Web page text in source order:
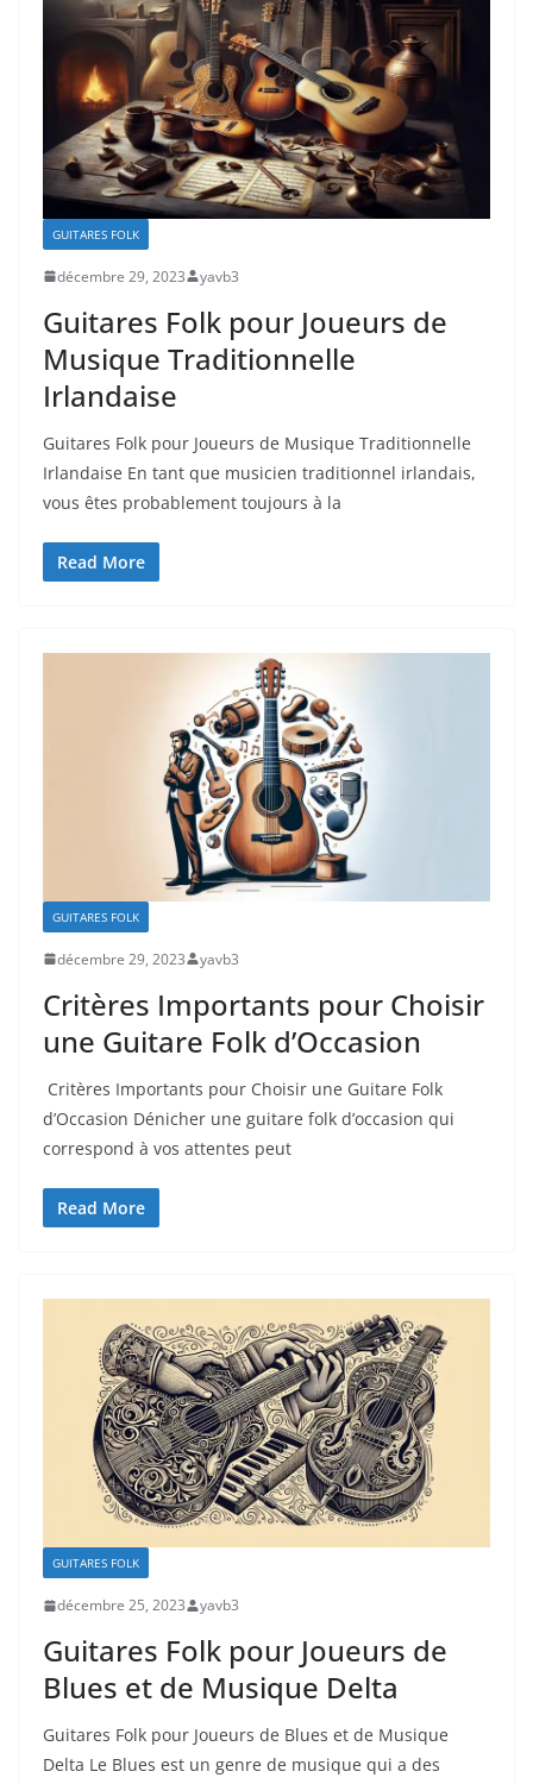
GUITARES FOLK
décembre 29, 2023 yavb3
Guitares Folk pour Joueurs de
Musique Traditionnelle
Irlandaise
Guitares Folk ‌pour Joueurs de Musique Traditionnelle
Irlandaise En tant que ⁣musicien traditionnel irlandais,
vous êtes⁢ probablement‌ toujours à la
Read More
GUITARES FOLK
décembre 29, 2023 yavb3
Critères Importants pour Choisir
une Guitare Folk d’Occasion
​ Critères Importants pour Choisir une Guitare Folk
d’Occasion Dénicher une guitare folk d’occasion qui
correspond à vos attentes ‌peut
Read More
GUITARES FOLK
décembre 25, 2023 yavb3
Guitares Folk pour Joueurs de
Blues et de Musique Delta
Guitares Folk pour Joueurs⁢ de ⁤Blues et ‌de Musique
Delta Le Blues ⁢est un genre de musique qui a ⁢des